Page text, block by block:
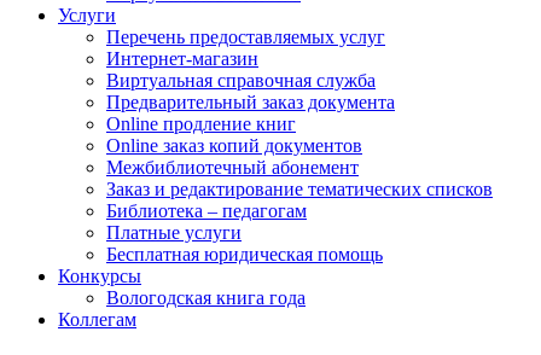
Услуги
Перечень предоставляемых услуг
Интернет-магазин
Виртуальная справочная служба
Предварительный заказ документа
Online продление книг
Online заказ копий документов
Межбиблиотечный абонемент
Заказ и редактирование тематических списков
Библиотека – педагогам
Платные услуги
Бесплатная юридическая помощь
Конкурсы
Вологодская книга года
Коллегам